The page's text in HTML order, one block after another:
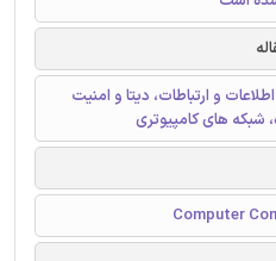
و ارتباطات، دیتا و امنیت
شبکه های کامپیوتری